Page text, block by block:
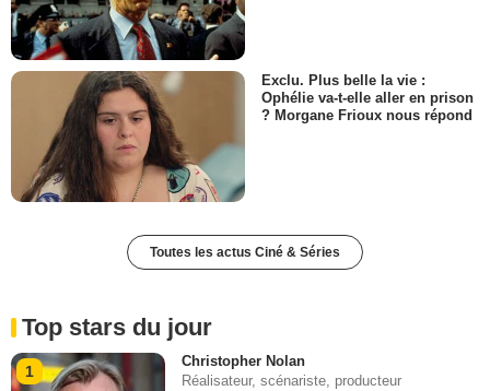
Exclu. Plus belle la vie :
Ophélie va-t-elle aller en prison
? Morgane Frioux nous répond
Toutes les actus Ciné & Séries
Top stars du jour
1
Christopher Nolan
Réalisateur, scénariste, producteur